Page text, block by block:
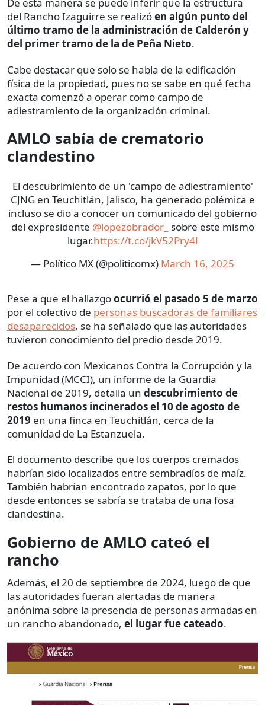
del Rancho Izaguirre se realizóen algún punto del
último tramo de la administración de Calderón y
del primer tramo de la de Peña Nieto.
Cabe destacar que solo se habla de la edificación
física de la propiedad, pues no se sabe en qué fecha
exacta comenzó a operar como campo de
adiestramiento de la organización criminal.
AMLO sabía de crematorio
clandestino
El descubrimiento de un 'campo de adiestramiento'
CJNG en Teuchitlán, Jalisco, ha generado polémica e
incluso se dio a conocer un comunicado del gobierno
del expresidente @lopezobrador_ sobre este mismo
lugar.https://t.co/jkV52Pry4l
— Político MX (@politicomx) March 16, 2025
Pese a que el hallazgoocurrió el pasado 5 de marzo
por el colectivo de personas buscadoras de familiares
desaparecidos, se ha señalado que las autoridades
tuvieron conocimiento del predio desde 2019.
De acuerdo con Mexicanos Contra la Corrupción y la
Impunidad (MCCI), un informe de la Guardia
Nacional de 2019, detalla un descubrimiento de
restos humanos incinerados el 10 de agosto de
2019 en una finca en Teuchitlán, cerca de la
comunidad de La Estanzuela.
El documento describe que los cuerpos cremados
habrían sido localizados entre sembradíos de maíz.
También habrían encontrado zapatos, por lo que
desde entonces se sabría se trataba de una fosa
clandestina.
Gobierno de AMLO cateó el
rancho
Además, el 20 de septiembre de 2024, luego de que
las autoridades fueran alertadas de manera
anónima sobre la presencia de personas armadas en
un rancho abandonado, el lugar fue cateado.